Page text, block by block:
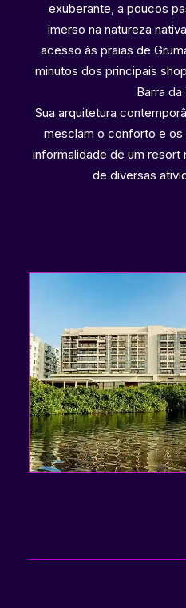
exuberante, a poucos
imerso na natureza
acesso às praias de
minutos dos principais
Barra da
Sua arquitetura
mesclam o conforto e
informalidade de um resort
de diversas